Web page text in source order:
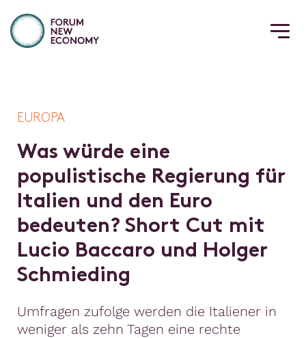
EUROPA
Was würde eine
populistische Regierung für
Italien und den Euro
bedeuten? Short Cut mit
Lucio Baccaro und Holger
Schmieding
Umfragen zufolge werden die Italiener in
weniger als zehn Tagen eine rechte